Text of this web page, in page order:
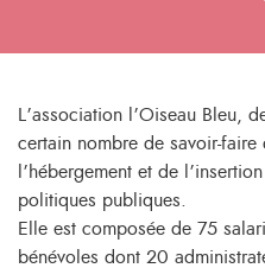
L’association l’Oiseau Bleu,
certain nombre de savoir-
l’hébergement et de
politiques publiques.
Elle est composée de 75
bénévoles dont 20